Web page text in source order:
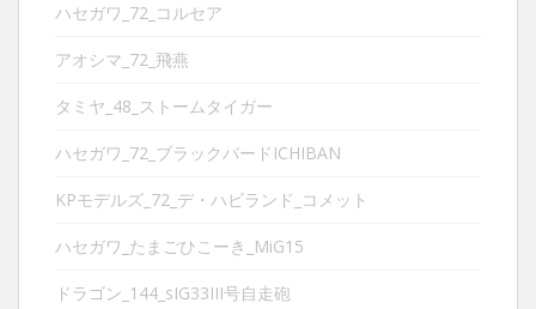
ハセガワ_72_コルセア
アオシマ_72_飛燕
タミヤ_48_ストームタイガー
ハセガワ_72_ブラックバードICHIBAN
KPモデルズ_72_デ・ハビランド_コメット
ハセガワ_たまごひこーき_MiG15
ドラゴン_144_sIG33III号自走砲